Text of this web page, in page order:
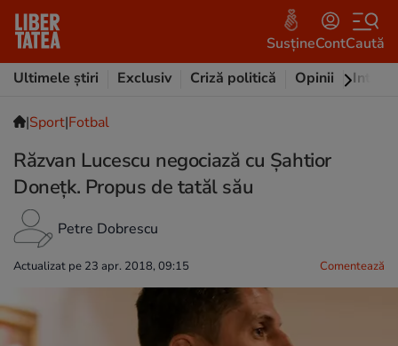
SusțineContCaută
Ultimele știri
Exclusiv Criză politică Opinii
|Sport|Fotbal
Răzvan Lucescu negociază cu Șahtior
Donețk. Propus de tatăl său
Petre Dobrescu
Actualizat pe 23 apr. 2018, 09:15 Comentează